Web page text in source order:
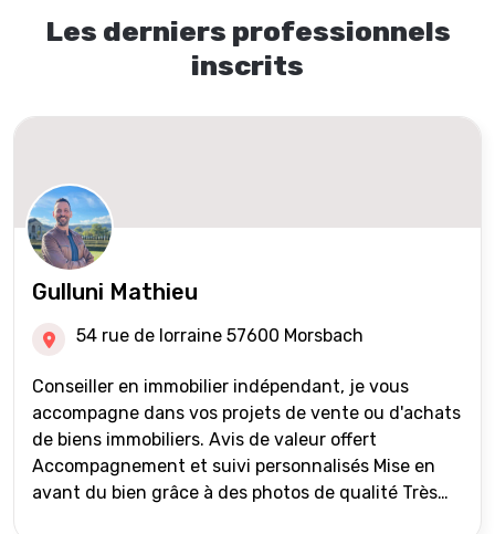
Les derniers professionnels
inscrits
Gulluni Mathieu
54 rue de lorraine 57600 Morsbach
Conseiller en immobilier indépendant, je vous
accompagne dans vos projets de vente ou d'achats
de biens immobiliers. Avis de valeur offert
Accompagnement et suivi personnalisés Mise en
avant du bien grâce à des photos de qualité Très